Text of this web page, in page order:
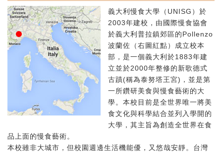
義大利慢食大學（UNISG）於
2003年建校，由國際慢食協會
於義大利普拉鎮郊區的Pollenzo
波蘭佐（右圖紅點）成立校本
部，是一個義大利於1883年建
立並於2000年整修的新歌德式
古蹟(稱為泰努塔王宮)，並是第
一所鑽研美食與慢食藝術的大
學。本校目前是全世界唯一將美
食文化與科學結合並列入學開的
大學，其主旨為創造全世界在食
品上面的慢食藝術。
本校雖非大城市，但校園週邊生活機能優，又悠哉安靜。台灣